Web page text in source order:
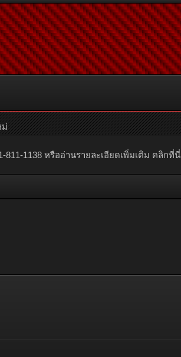
811-1138 หรืออ่านรายละเอียดเพิ่มเติม คลิกที่นี่
ม่